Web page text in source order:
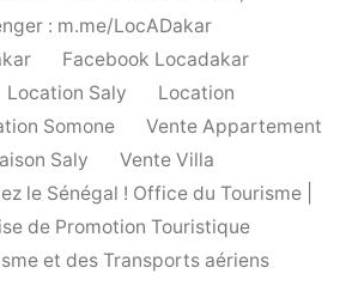
: m.me/LocADakar
Facebook Locadakar
Location Saly
Location
Somone
Vente Appartement
Saly
Vente Villa
le Sénégal ! Office du Tourisme |
de Promotion Touristique
et des Transports aériens